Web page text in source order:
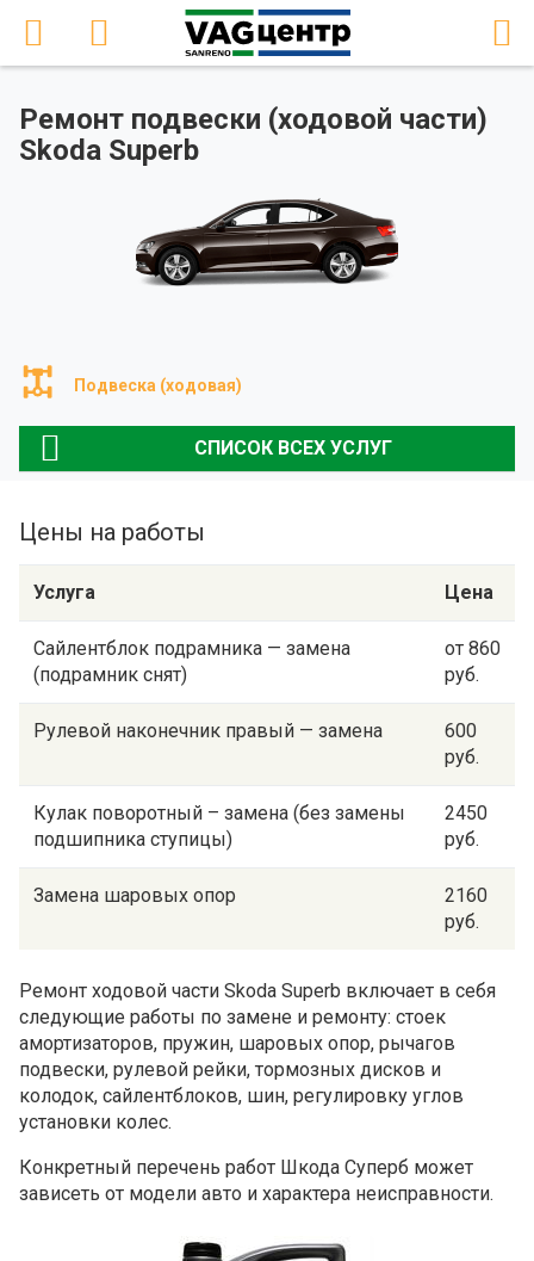
Ремонт подвески (ходовой части)
Skoda Superb
Подвеска (ходовая)
СПИСОК ВСЕХ УСЛУГ
Цены на работы
Услуга Цена
Сайлентблок подрамника — замена
(подрамник снят)
от 860
руб.
Рулевой наконечник правый — замена
600
руб.
Кулак поворотный – замена (без замены
подшипника ступицы)
2450
руб.
Замена шаровых опор
2160
руб.
Ремонт ходовой части Skoda Superb включает в себя
следующие работы по замене и ремонту: стоек
амортизаторов, пружин, шаровых опор, рычагов
подвески, рулевой рейки, тормозных дисков и
колодок, сайлентблоков, шин, регулировку углов
установки колес.
Конкретный перечень работ Шкода Суперб может
зависеть от модели авто и характера неисправности.